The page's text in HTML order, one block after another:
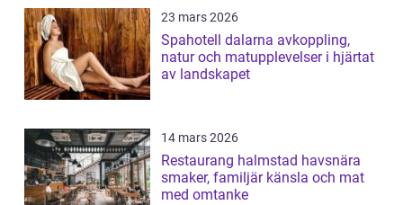
23 mars 2026
Spahotell dalarna avkoppling,
natur och matupplevelser i hjärtat
av landskapet
14 mars 2026
Restaurang halmstad havsnära
smaker, familjär känsla och mat
med omtanke